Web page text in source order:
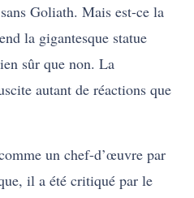
Goliath. Mais est-ce la
la gigantesque statue
sûr que non. La
autant de réactions que
un chef-d’œuvre par
il a été critiqué par le